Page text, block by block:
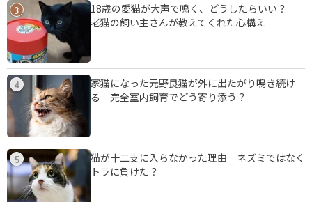
3
18歳の愛猫が大声で鳴く、どうしたらいい？
老猫の飼い主さんが教えてくれた心構え
4
家猫になった元野良猫が外に出たがり鳴き続け
る 完全室内飼育でどう寄り添う？
5
猫が十二支に入らなかった理由 ネズミではなく
トラに負けた？